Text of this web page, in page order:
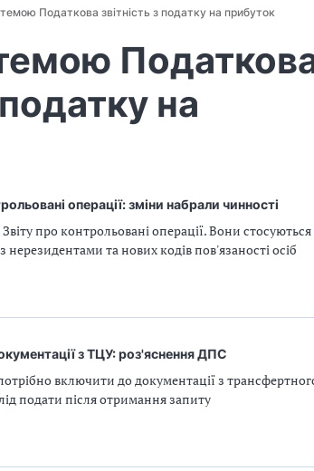
Податкова звітність з податку на прибуток
податку на
операції: зміни набрали чинності
про контрольовані операції. Вони стосуються
та нових кодів пов'язаності осіб
з ТЦУ: роз'яснення ДПС
включити до документації з
подати після отримання запиту